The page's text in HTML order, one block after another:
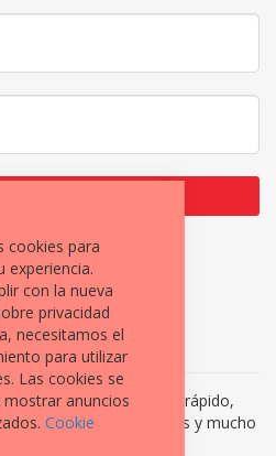
tu contraseña?
beneficios: Pago más rápido,
seguimiento de pedidos y mucho
cookies para
experiencia.
con la nueva
privacidad
necesitamos el
para utilizar
Las cookies se
mostrar anuncios
Cookie